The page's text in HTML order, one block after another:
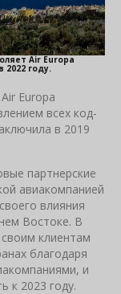
Air Europa
году.
Europa
всех код-
в 2019
партнерские
авиакомпанией
влияния
Востоке. В
клиентам
благодаря
и
к 2023 году.